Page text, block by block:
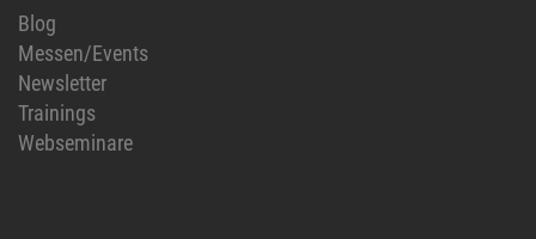
Blog
Messen/Events
Newsletter
Trainings
Webseminare